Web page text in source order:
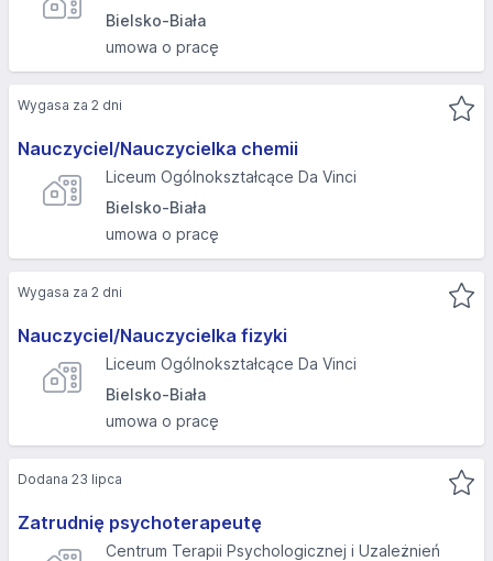
Bielsko-Biała
umowa o pracę
Nauczyciel/Nauczycielka chemii
Liceum Ogólnokształcące Da Vinci
Bielsko-Biała
umowa o pracę
Wygasa za 2 dni
Nauczyciel/Nauczycielka fizyki
Liceum Ogólnokształcące Da Vinci
Bielsko-Biała
umowa o pracę
Wygasa za 2 dni
Zatrudnię psychoterapeutę
Centrum Terapii Psychologicznej i Uzależnień
Dodana 23 lipca